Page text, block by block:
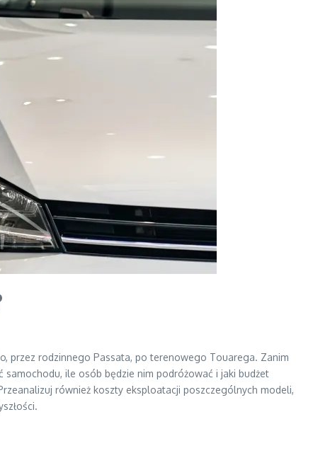
przez rodzinnego Passata, po terenowego Touarega. Zanim
ile osób będzie nim podróżować i jaki budżet
również koszty eksploatacji poszczególnych modeli,